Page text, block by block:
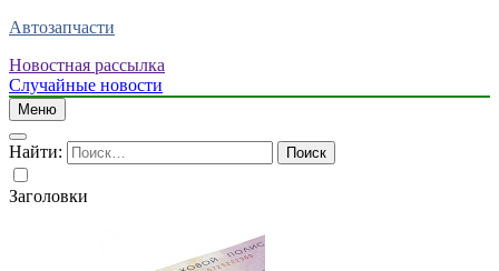
Автозапчасти
Новостная рассылка
Случайные новости
Меню
Найти:
Заголовки